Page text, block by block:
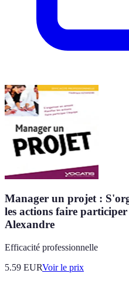
Manager un projet :
les actions faire
Alexandre
Efficacité professionnelle
5.59 EURVoir le prix